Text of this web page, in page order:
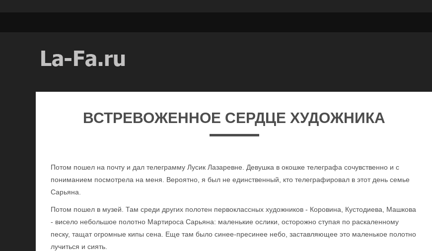
ВСТРЕВОЖЕННОЕ СЕРДЦЕ ХУДОЖНИКА
Потом пошел на почту и дал телеграмму Лусик Лазаревне. Девушка в окошке телеграфа сочувственно и с
пониманием посмотрела на меня. Вероятно, я был не единственный, кто телеграфировал в этот день семье
Сарьяна.
Потом пошел в музей. Там среди других полотен первоклассных художников - Коровина, Кустодиева, Машкова
- висело небольшое полотно Мартироса Сарьяна: маленькие ослики, осторожно ступая по раскаленному
песку, тащат огромные кипы сена. Еще там было синее-пресинее небо, заставляющее это маленькое полотно
лучиться и сиять.